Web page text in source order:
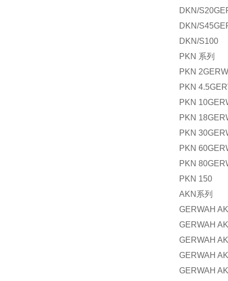
DKN/
DKN/
DKN/S100
PKN 系列
PKN
PKN
PKN
PKN
PKN
PKN
PKN
PKN 150
AKN 系列
GERWAH
GERWAH
GERWAH
GERWAH
GERWAH